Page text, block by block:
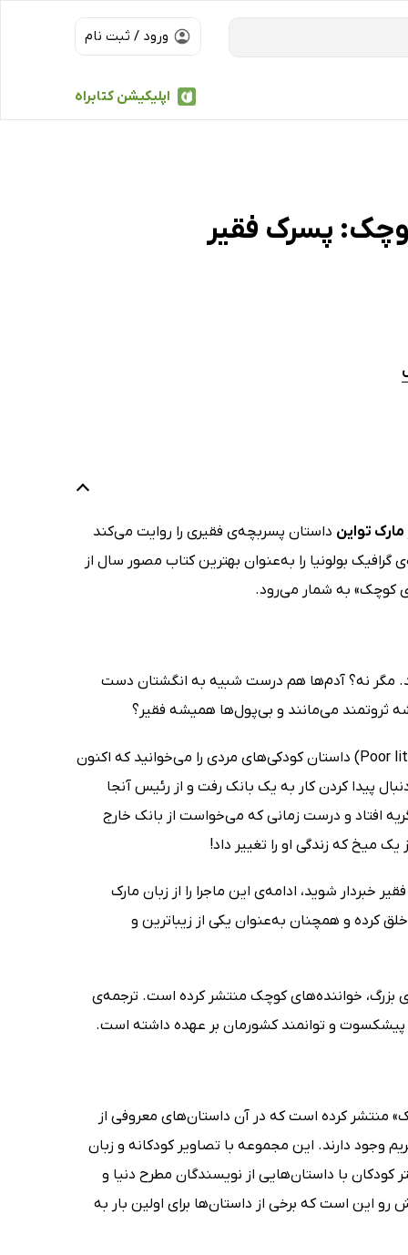
ورود / ثبت نام
اپلیکیشن کتابراه
پسرک فقیر
مارک تواین داستان پسربچه‌ی فقیری را روایت می‌کند
میخ مسیر زندگی‌اش را تغییر می‌دهد. این اثر در سال 1979 جایزه‌ی گرافیک بولونیا را به‌عنوان بهترین کتاب مصور سال از
کوچک» به‌ شمار می‌رود.
مگر نه؟ آدم‌ها هم درست شبیه به انگشتان دست
ثروتمند می‌مانند و بی‌پول‌ها همیشه فقیر؟
در کتاب نویسنده‌های بزرگ، خواننده‌های کوچک: پسرک فقیر (Poor little Stephen Girard) داستان کودکی‌های مردی را می‌خوانید که اکنون
پیدا کردن کار به یک بانک رفت و از رئیس آنجا
گریه افتاد و درست زمانی که می‌خواست از بانک خارج
میخ که زندگی او را تغییر داد!
خبردار شوید، ادامه‌ی این ماجرا را از زبان مارک
کرده و همچنان به‌عنوان یکی از زیباترین و
خواننده‌های کوچک منتشر کرده است. ترجمه‌ی
پیشکسوت و توانمند کشورمان بر عهده داشته است.
منتشر کرده است که در آن داستان‌های معروفی از
وجود دارند. این مجموعه با تصاویر کودکانه و زبان
کودکان با داستان‌هایی از نویسندگان مطرح دنیا و
این است که برخی از داستان‌ها برای اولین بار به